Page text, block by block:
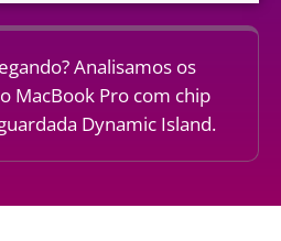
Analisamos os
MacBook Pro com chip
Dynamic Island.